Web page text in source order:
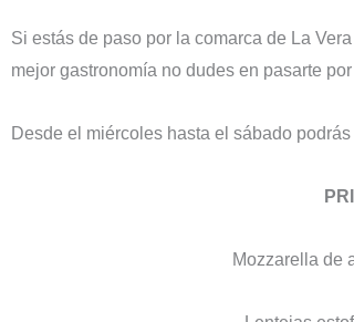
Si estás de paso por la comarca de La
mejor gastronomía no dudes en pasarte
Desde el miércoles hasta el sábado
Mozzarella de